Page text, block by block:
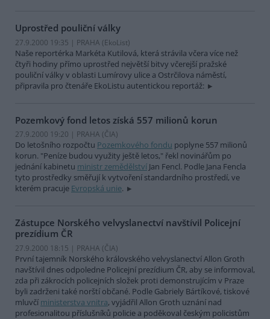
Uprostřed pouliční války
27.9.2000 19:35 | PRAHA (EkoList)
Naše reportérka Markéta Kutilová, která strávila včera více než
čtyři hodiny přímo uprostřed největší bitvy včerejší pražské
pouliční války v oblasti Lumírovy ulice a Ostrčilova náměstí,
připravila pro čtenáře EkoListu autentickou reportáž:
Pozemkový fond letos získá 557 milionů korun
27.9.2000 19:20 | PRAHA (ČIA)
Do letošního rozpočtu Pozemkového fondu poplyne 557 milionů
korun. "Peníze budou využity ještě letos," řekl novinářům po
jednání kabinetu ministr zemědělství Jan Fencl. Podle Jana Fencla
tyto prostředky směřují k vytvoření standardního prostředí, ve
kterém pracuje Evropská unie.
Zástupce Norského velvyslanectví navštívil Policejní
prezídium ČR
27.9.2000 18:15 | PRAHA (ČIA)
První tajemník Norského královského velvyslanectví Allon Groth
navštívil dnes odpoledne Policejní prezídium ČR, aby se informoval,
zda při zákrocích policejních složek proti demonstrujícím v Praze
byli zadrženi také norští občané. Podle Gabriely Bártíkové, tiskové
mluvčí ministerstva vnitra, vyjádřil Allon Groth uznání nad
profesionalitou příslušníků policie a poděkoval českým policistům